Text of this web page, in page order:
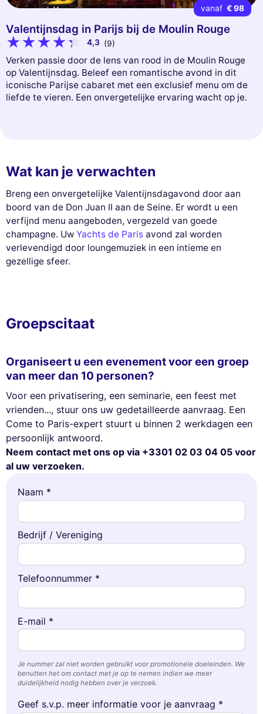
vanaf € 98
Valentijnsdag in Parijs bij de Moulin Rouge
4,3 (9)
Verken passie door de lens van rood in de Moulin Rouge
op Valentijnsdag. Beleef een romantische avond in dit
iconische Parijse cabaret met een exclusief menu om de
liefde te vieren. Een onvergetelijke ervaring wacht op je.
Wat kan je verwachten
Breng een onvergetelijke Valentijnsdagavond door aan
boord van de Don Juan II aan de Seine. Er wordt u een
verfijnd menu aangeboden, vergezeld van goede
champagne. Uw Yachts de Paris avond zal worden
verlevendigd door loungemuziek in een intieme en
gezellige sfeer.
Groepscitaat
Organiseert u een evenement voor een groep
van meer dan 10 personen?
Voor een privatisering, een seminarie, een feest met
vrienden..., stuur ons uw gedetailleerde aanvraag. Een
Come to Paris-expert stuurt u binnen 2 werkdagen een
persoonlijk antwoord.
Neem contact met ons op via +3301 02 03 04 05 voor
al uw verzoeken.
Naam *
Bedrijf / Vereniging
Telefoonnummer *
E-mail *
Je nummer zal niet worden gebruikt voor promotionele doeleinden. We
benutten het om contact met je op te nemen indien we meer
duidelijkheid nodig hebben over je verzoek.
Geef s.v.p. meer informatie voor je aanvraag *